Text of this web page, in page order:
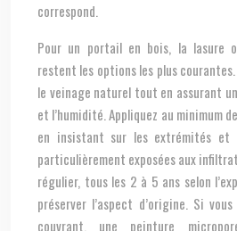
correspond.
Pour un portail en bois, la lasure
restent les options les plus
le veinage naturel tout en assurant
et l’humidité. Appliquez au minimum
en insistant sur les extrémités et
particulièrement exposées aux
régulier, tous les 2 à 5 ans selon
préserver l’aspect d’origine. Si
couvrant, une peinture